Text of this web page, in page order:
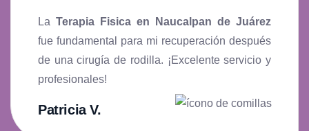
La Terapia Fisica en Naucalpan de Juárez
fue fundamental para mi recuperación después
de una cirugía de rodilla. ¡Excelente servicio y
profesionales!
Patricia V.